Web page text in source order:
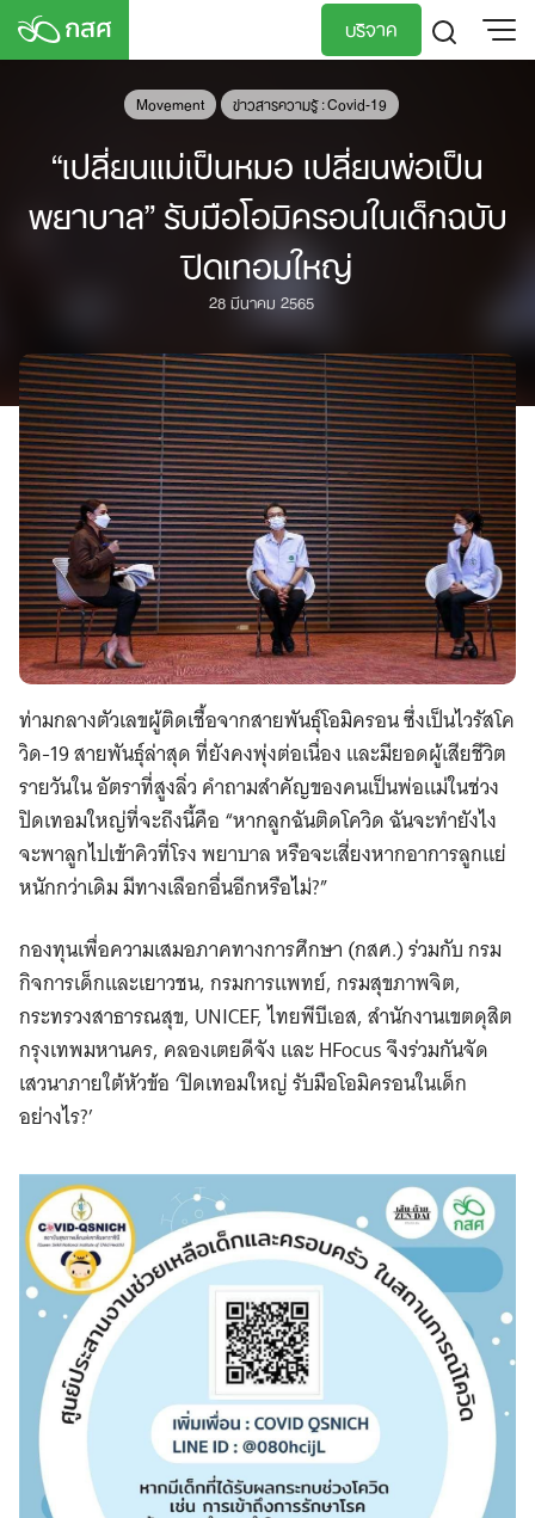
Skip
บริจาค
Movement ข่าวสารความรู้ : Covid-19
“เปลี่ยนแม่เป็นหมอ เปลี่ยนพ่อเป็น
พยาบาล” รับมือโอมิครอนในเด็กฉบับ
ปิดเทอมใหญ่
28 มีนาคม 2565
ท่ามกลางตัวเลขผู้ติดเชื้อจากสายพันธุ์โอมิครอน ซึ่งเป็นไวรัสโค
วิด-19 สายพันธุ์ล่าสุด ที่ยังคงพุ่งต่อเนื่อง และมียอดผู้เสียชีวิต
รายวันใน อัตราที่สูงลิ่ว คำถามสำคัญของคนเป็นพ่อแม่ในช่วง
ปิดเทอมใหญ่ที่จะถึงนี้คือ “หากลูกฉันติดโควิด ฉันจะทำยังไง
จะพาลูกไปเข้าคิวที่โรง พยาบาล หรือจะเสี่ยงหากอาการลูกแย่
หนักกว่าเดิม มีทางเลือกอื่นอีกหรือไม่?”
กองทุนเพื่อความเสมอภาคทางการศึกษา (กสศ.) ร่วมกับ กรม
กิจการเด็กและเยาวชน, กรมการแพทย์, กรมสุขภาพจิต,
กระทรวงสาธารณสุข, UNICEF, ไทยพีบีเอส, สํานักงานเขตดุสิต
กรุงเทพมหานคร, คลองเตยดีจัง และ HFocus จึงร่วมกันจัด
เสวนาภายใต้หัวข้อ ‘ปิดเทอมใหญ่ รับมือโอมิครอนในเด็ก
อย่างไร?’